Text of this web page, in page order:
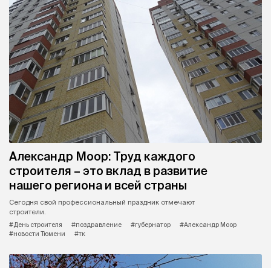
Александр Моор: Труд каждого
строителя – это вклад в развитие
нашего региона и всей страны
Сегодня свой профессиональный праздник отмечают
строители.
#День строителя
#поздравление #губернатор
#Александр Моор
#новости Тюмени
#тк